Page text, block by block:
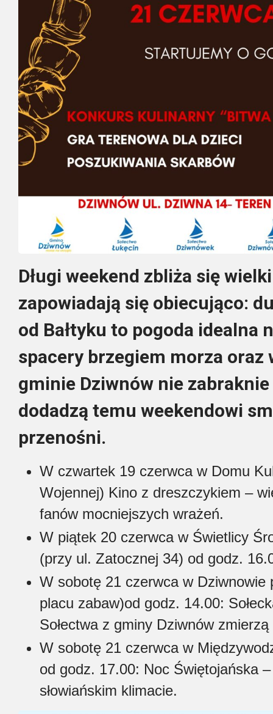
Długi weekend zbliża się
zapowiadają się obiecująco:
od Bałtyku to pogoda idealna
spacery brzegiem morza oraz
gminie Dziwnów nie
dodadzą temu weekendowi
przenośni.
W czwartek 19 czerwca w Domu
Wojennej) Kino z dreszczykiem –
fanów mocniejszych wrażeń.
W piątek 20 czerwca w Świetlicy
(przy ul. Zatocznej 34) od godz.
W sobotę 21 czerwca w
placu zabaw)od godz. 14.00:
Sołectwa z gminy Dziwnów
W sobotę 21 czerwca w
od godz. 17.00: Noc Świętojańska
słowiańskim klimacie.